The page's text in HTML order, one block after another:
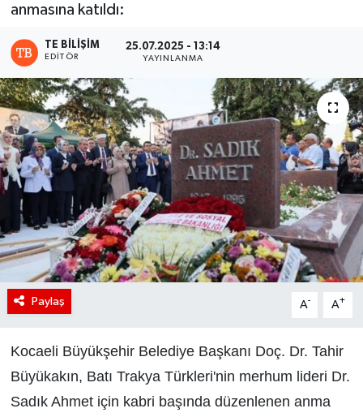
anmasına katıldı:
TE BILIŞIM
EDITÖR
25.07.2025 - 13:14
YAYINLANMA
Paylaş A- A+
Kocaeli Büyükşehir Belediye Başkanı Doç. Dr. Tahir
Büyükakın, Batı Trakya Türkleri'nin merhum lideri Dr.
Sadık Ahmet için kabri başında düzenlenen anma